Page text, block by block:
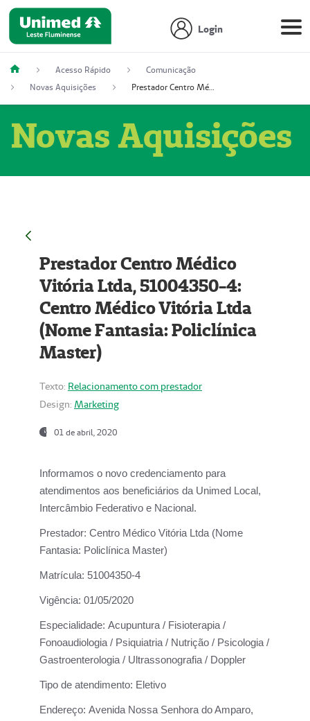
Login
Acesso Rápido
Comunicação
Novas Aquisições
Prestador Centro Médico Vitória Ltda, 51004350-4: Centro Médico Vitória Ltda (Nome Fantasia: Policlínica Master)
Novas Aquisições
Prestador Centro Médico
Vitória Ltda, 51004350-4:
Centro Médico Vitória Ltda
(Nome Fantasia: Policlínica
Master)
Texto: Relacionamento com prestador
Design: Marketing
01 de abril, 2020
Informamos o novo credenciamento para
atendimentos aos beneficiários da Unimed Local,
Intercâmbio Federativo e Nacional.
Prestador: Centro Médico Vitória Ltda (Nome
Fantasia: Policlínica Master)
Matrícula: 51004350-4
Vigência: 01/05/2020
Especialidade: Acupuntura / Fisioterapia /
Fonoaudiologia / Psiquiatria / Nutrição / Psicologia /
Gastroenterologia / Ultrassonografia / Doppler
Tipo de atendimento: Eletivo
Endereço: Avenida Nossa Senhora do Amparo,